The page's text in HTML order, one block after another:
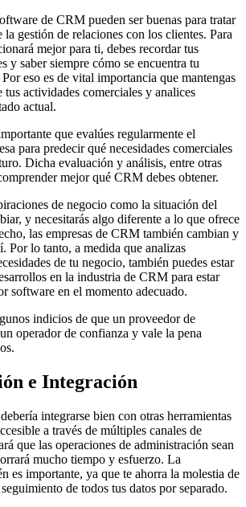
de CRM pueden ser buenas para tratar
la gestión de relaciones con los clientes. Para
mejor para ti, debes recordar tus
y saber siempre cómo se encuentra tu
eso es de vital importancia que mantengas
tus actividades comerciales y analices
actual.
que evalúes regularmente el
para predecir qué necesidades comerciales
Dicha evaluación y análisis, entre otras
mejor qué CRM debes obtener.
de negocio como la situación del
y necesitarás algo diferente a lo que ofrece
las empresas de CRM también cambian y
Por lo tanto, a medida que analizas
de tu negocio, también puedes estar
en la industria de CRM para estar
software en el momento adecuado.
indicios de que un proveedor de
operador de confianza y vale la pena
e Integración
integrarse bien con otras herramientas
a través de múltiples canales de
que las operaciones de administración sean
mucho tiempo y esfuerzo. La
es importante, ya que te ahorra la molestia de
de todos tus datos por separado.